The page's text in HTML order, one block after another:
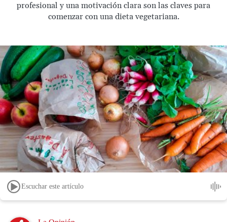
profesional y una motivación clara son las claves para
comenzar con una dieta vegetariana.
Escuchar este artículo